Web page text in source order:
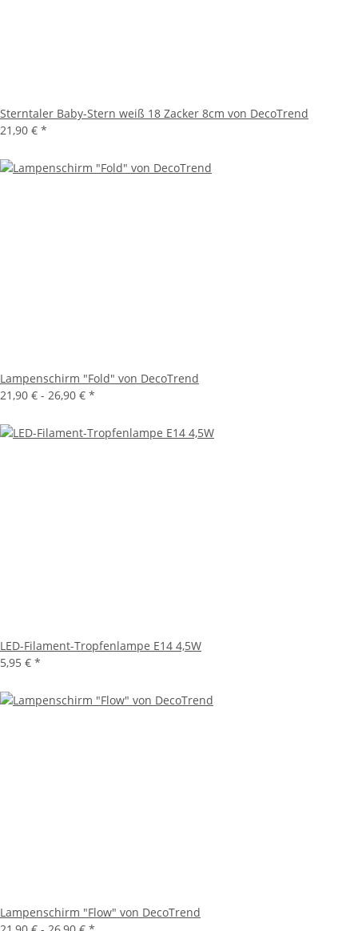
Sterntaler Baby-Stern weiß 18 Zacker 8cm von DecoTrend
21,90 € *
Lampenschirm "Fold" von DecoTrend
21,90 € - 26,90 € *
LED-Filament-Tropfenlampe E14 4,5W
5,95 € *
Lampenschirm "Flow" von DecoTrend